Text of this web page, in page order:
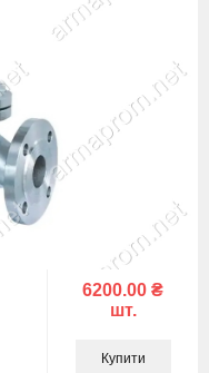
6200.00 ₴
шт.
Купити